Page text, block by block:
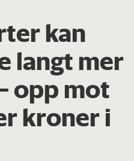
kan
langt mer
opp mot
kroner i